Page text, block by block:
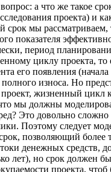
а что же такое
проекта) и
срок мы рассматриваем,
показателя
период
циклу проекта, то
его появления
износа. Но
проект, жизненный цикл
мы должны
Это довольно
Поэтому следует
срок, позволяющий более
денежных средств,
лет), но срок должен
проекта,